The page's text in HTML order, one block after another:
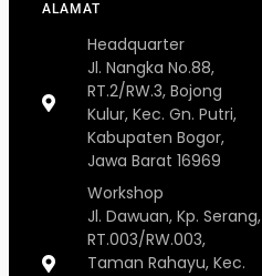
ALAMAT
Headquarter
Jl. Nangka No.88,
RT.2/RW.3, Bojong
Kulur, Kec. Gn. Putri,
Kabupaten Bogor,
Jawa Barat 16969
Workshop
Jl. Dawuan, Kp. Serang,
RT.003/RW.003,
Taman Rahayu, Kec.